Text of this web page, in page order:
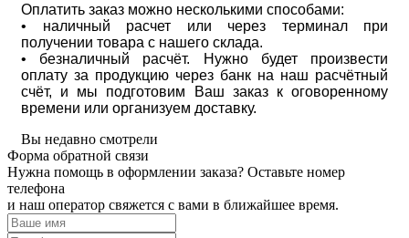
Оплатить заказ можно несколькими способами:
• наличный расчет или через терминал при
получении товара с нашего склада.
• безналичный расчёт. Нужно будет произвести
оплату за продукцию через банк на наш расчётный
счёт, и мы подготовим Ваш заказ к оговоренному
времени или организуем доставку.
Вы недавно смотрели
Форма обратной связи
Нужна помощь в оформлении заказа? Оставьте номер
телефона
и наш оператор свяжется с вами в ближайшее время.